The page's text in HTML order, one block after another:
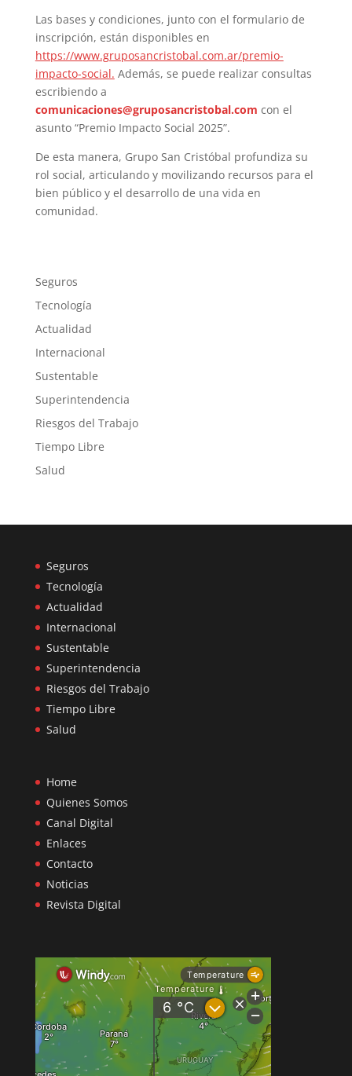
Las bases y condiciones, junto con el formulario de
inscripción, están disponibles en
https://www.gruposancristobal.com.ar/premio-
impacto-social. Además, se puede realizar consultas
escribiendo a
comunicaciones@gruposancristobal.com con el
asunto “Premio Impacto Social 2025”.
De esta manera, Grupo San Cristóbal profundiza su
rol social, articulando y movilizando recursos para el
bien público y el desarrollo de una vida en
comunidad.
Seguros
Tecnología
Actualidad
Internacional
Sustentable
Superintendencia
Riesgos del Trabajo
Tiempo Libre
Salud
Seguros
Tecnología
Actualidad
Internacional
Sustentable
Superintendencia
Riesgos del Trabajo
Tiempo Libre
Salud
Home
Quienes Somos
Canal Digital
Enlaces
Contacto
Noticias
Revista Digital